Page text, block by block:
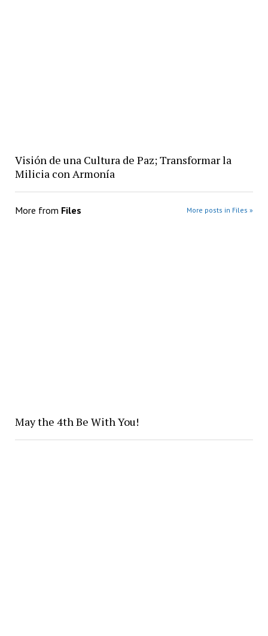
Visión de una Cultura de Paz; Transformar la
Milicia con Armonía
More from Files More posts in Files »
May the 4th Be With You!